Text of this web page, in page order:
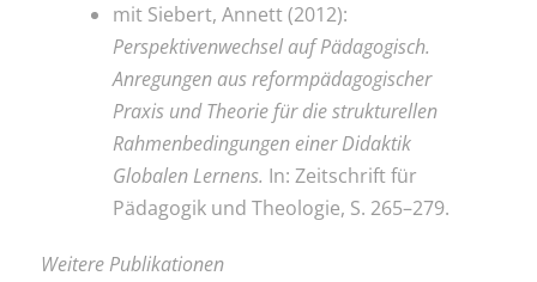
mit Siebert, Annett (2012):
Perspektivenwechsel auf Pädagogisch.
Anregungen aus reformpädagogischer
Praxis und Theorie für die strukturellen
Rahmenbedingungen einer Didaktik
Globalen Lernens. In: Zeitschrift für
Pädagogik und Theologie, S. 265–279.
Weitere Publikationen